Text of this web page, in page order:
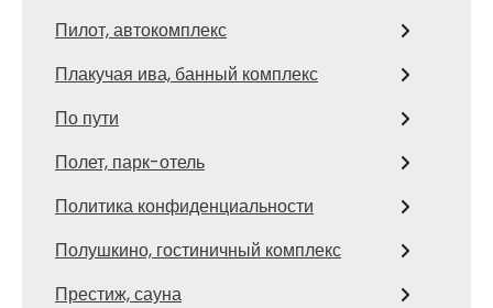
Пилот, автокомплекс
Плакучая ива, банный комплекс
По пути
Полет, парк-отель
Политика конфиденциальности
Полушкино, гостиничный комплекс
Престиж, сауна